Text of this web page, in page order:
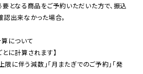
となる商品をご予約いただいた方で、振込
出来なかった場合。
について
に計算されます】
上限に伴う減数」「月またぎでのご予約」「発